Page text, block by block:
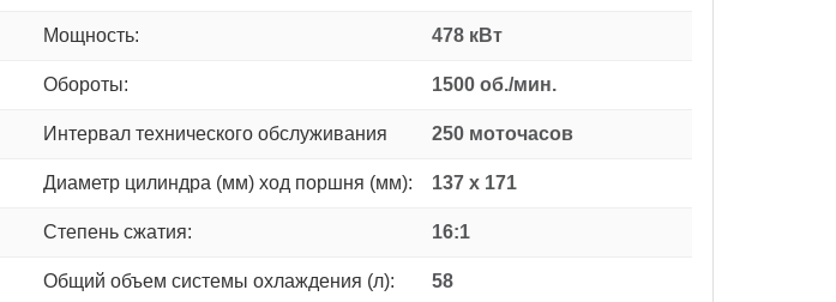
Мощность: 478 кВт
Обороты: 1500 об./мин.
Интервал технического обслуживания 250 моточасов
Диаметр цилиндра (мм) ход поршня (мм): 137 х 171
Степень сжатия: 16:1
Общий объем системы охлаждения (л): 58